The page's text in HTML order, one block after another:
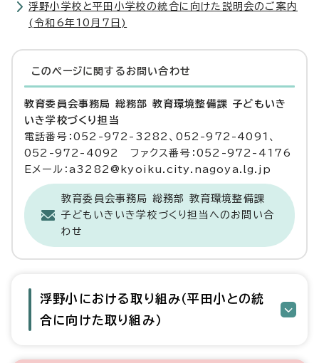
浮野小学校と平田小学校の統合に向けた説明会のご案内
(令和6年10月7日)
このページに関する お問い合わせ
教育委員会事務局 総務部 教育環境整備課 子どもいき
いき学校づくり担当
電話番号：052-972-3282、052-972-4091、
052-972-4092 ファクス番号：052-972-4176
Eメール：a3282@kyoiku.city.nagoya.lg.jp
教育委員会事務局 総務部 教育環境整備課
子どもいきいき学校づくり担当へのお問い合
わせ
浮野小における取り組み（平田小との統
合に向けた取り組み）